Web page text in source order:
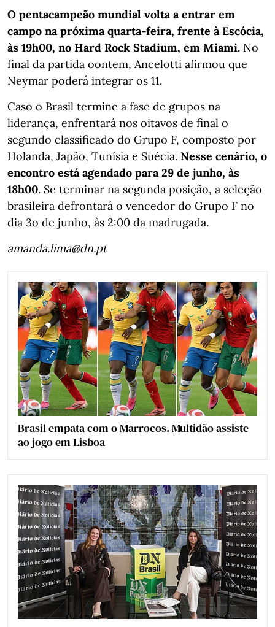
O pentacampeão mundial volta a entrar em
campo na próxima quarta-feira, frente à Escócia,
às 19h00, no Hard Rock Stadium, em Miami. No
final da partida oontem, Ancelotti afirmou que
Neymar poderá integrar os 11.
Caso o Brasil termine a fase de grupos na
liderança, enfrentará nos oitavos de final o
segundo classificado do Grupo F, composto por
Holanda, Japão, Tunísia e Suécia. Nesse cenário, o
encontro está agendado para 29 de junho, às
18h00. Se terminar na segunda posição, a seleção
brasileira defrontará o vencedor do Grupo F no
dia 3o de junho, às 2:00 da madrugada.
amanda.lima@dn.pt
Brasil empata com o Marrocos. Multidão assiste
ao jogo em Lisboa